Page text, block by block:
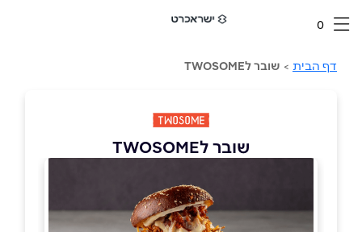
0
דף הבית > שובר לTWOSOME
שובר לTWOSOME